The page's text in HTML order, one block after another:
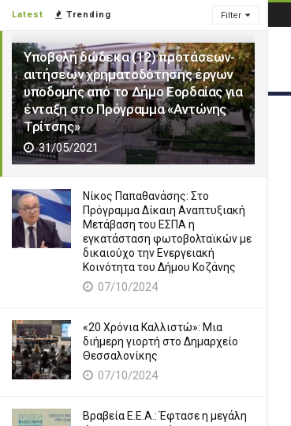
Latest Trending Filter
Υποβολή δώδεκα (12) προτάσεων-
αιτήσεων χρηματοδότησης έργων
υποδομής από το Δήμο Εορδαίας για
ένταξη στο Πρόγραμμα «Αντώνης
Τρίτσης»
31/05/2021
Νίκος Παπαθανάσης: Στο
Πρόγραμμα Δίκαιη Αναπτυξιακή
Μετάβαση του ΕΣΠΑ η
εγκατάσταση φωτοβολταϊκών με
δικαιούχο την Ενεργειακή
Κοινότητα του Δήμου Κοζάνης
07/10/2024
«20 Χρόνια Καλλιστώ»: Μια
διήμερη γιορτή στο Δημαρχείο
Θεσσαλονίκης
07/10/2024
Βραβεία Ε.Ε.Α.: Έφτασε η μεγάλη